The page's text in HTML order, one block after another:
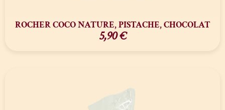
ROCHER COCO NATURE, PISTACHE, CHOCOLAT
5,90€